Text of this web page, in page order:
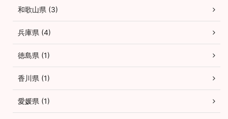
和歌山県 (3)
兵庫県 (4)
徳島県 (1)
香川県 (1)
愛媛県 (1)